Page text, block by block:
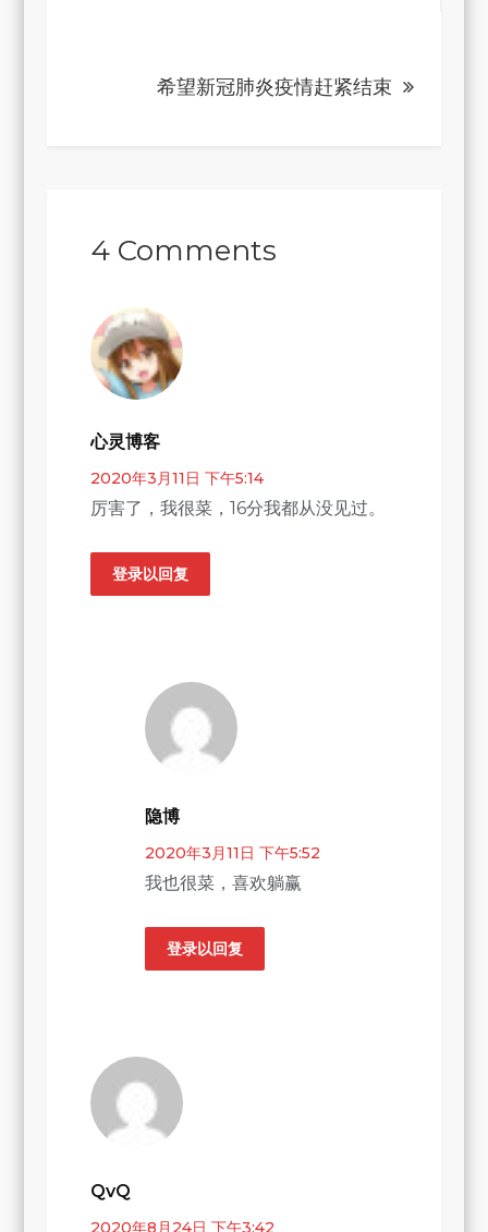
希望新冠肺炎疫情赶紧结束
4 Comments
心灵博客
2020年3月11日 下午5:14
厉害了，我很菜，16分我都从没见过。
登录以回复
隐博
2020年3月11日 下午5:52
我也很菜，喜欢躺赢
登录以回复
QvQ
2020年8月24日 下午3:42